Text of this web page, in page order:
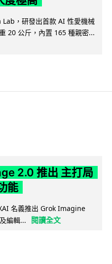
，研發出首款 AI 性愛機械
20 公斤，內置 165 種親密...
2.0 推出 主打局
能
名義推出 Grok Imagine
編輯...
閱讀全文